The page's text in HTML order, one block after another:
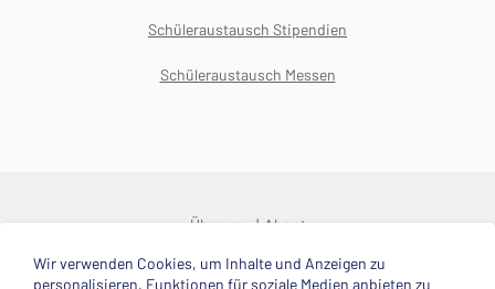
Schüleraustausch Stipendien
Schüleraustausch Messen
Über uns About
© 2025 Deutsche Stiftung Völkerverständigung
Wir verwenden Cookies, um Inhalte und Anzeigen zu
personalisieren, Funktionen für soziale Medien anbieten zu